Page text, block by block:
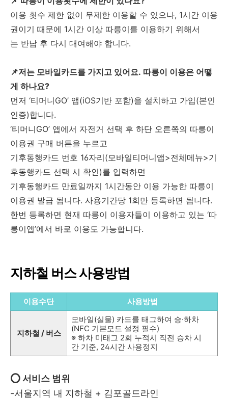
이용 횟수 제한 없이 무제한 이용할 수 있으나, 1시간 이용
권이기 때문에 1시간 이상 따릉이를 이용하기 위해서
는 반납 후 다시 대여해야 합니다.
📌저는 모바일카드를 가지고 있어요. 따릉이 이용은 어떻
게 하나요?
먼저 ‘티머니GO’ 앱(iOS기반 포함)을 설치하고 가입(본인
인증)합니다.
‘티머니GO’ 앱에서 자전거 선택 후 하단 오른쪽의 따릉이
이용권 구매 버튼을 누르고
기후동행카드 번호 16자리(모바일티머니앱>전체메뉴>기
후동행카드 선택 시 확인)를 입력하면
기후동행카드 만료일까지 1시간동안 이용 가능한 따릉이
이용권 발급 됩니다. 사용기간당 1회만 등록하면 됩니다.
한번 등록하면 현재 따릉이 이용자들이 이용하고 있는 ‘따
릉이앱’에서 바로 이용도 가능합니다.
지하철 버스 사용방법
이용수단 사용방법
지하철 / 버스
모바일(실물) 카드를 태그하여 승·하차
(NFC 기본모드 설정 필수)
※ 하차 미태그 2회 누적시 직전 승차 시
간 기준, 24시간 사용정지
⭕ 서비스 범위
-서울지역 내 지하철 + 김포골드라인